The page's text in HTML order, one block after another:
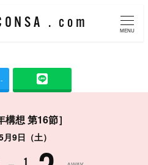
. com
MENU
-
構想 第16節］
9日（土）